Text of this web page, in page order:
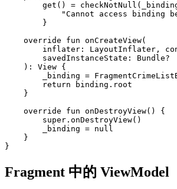
get () = checkNotNull (
"Cannot access
}
override
fun onCreateView(
inflater : LayoutInflater ,
savedInstanceState : Bundle?
):
View {
_binding =
return
binding . root
}
override
fun onDestroyView()
{
super . onDestroyView()
_binding = null
}
}
Fragment 中的 ViewModel